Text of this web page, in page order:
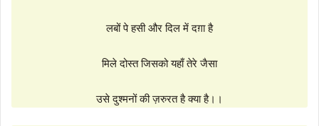
लबों पे हसी और दिल में दग़ा है
मिले दोस्त जिसको यहाँ तेरे जैसा
उसे दुश्मनों की ज़रुरत है क्या है।।